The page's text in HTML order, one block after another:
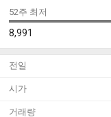
52주 최저
8,991
전일
시가
거래량